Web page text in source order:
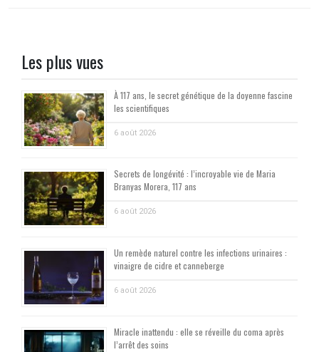
Les plus vues
À 117 ans, le secret génétique de la doyenne fascine
les scientifiques
6 août 2026
Secrets de longévité : l’incroyable vie de Maria
Branyas Morera, 117 ans
6 août 2026
Un remède naturel contre les infections urinaires :
vinaigre de cidre et canneberge
6 août 2026
Miracle inattendu : elle se réveille du coma après
l’arrêt des soins